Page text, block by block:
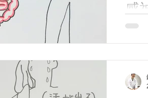
感
市/
尾/
鍼
自律
に分
今回
す。